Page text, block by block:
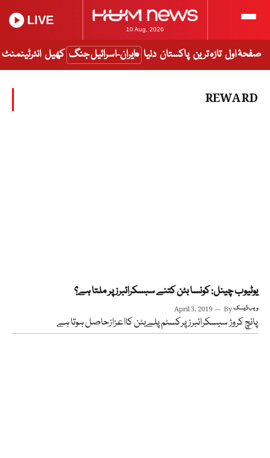
10 Aug, 2026
LIVE
صفحۂ اول تازہ ترین پاکستان دنیا ایران-اسرائیل جنگ کھیل انٹرٹینمنٹ
REWARD
یوٹیوب چینل: کونسا بٹن کتنے سبسکرائبرز پر ملتا ہے؟
April 3, 2019 Byویب ڈیسک
پانچ کروڑ سبسکرائبرز پرکسٹم پلےبٹن کااعزازحاصل ہوتا ہے